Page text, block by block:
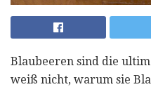
Blaubeeren sind die
weiß nicht, warum sie